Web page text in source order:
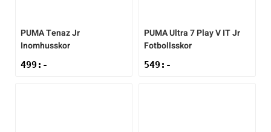
PUMATenaz Jr
Inomhusskor
499 :-
PUMAUltra 7 Play V IT Jr
Fotbollsskor
549 :-